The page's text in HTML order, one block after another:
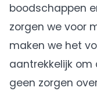
boodschappen
zorgen we voor
maken we het
aantrekkelijk om
geen zorgen